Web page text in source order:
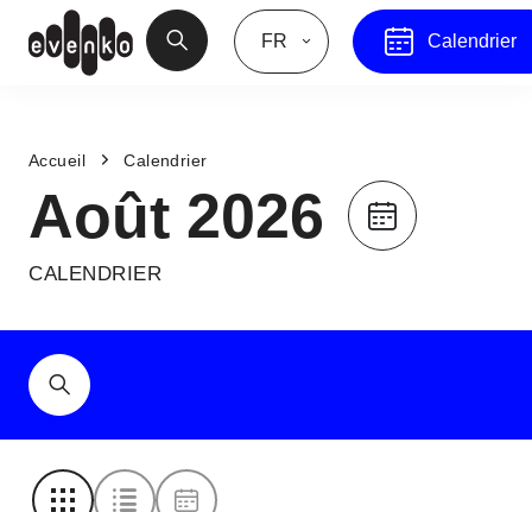
FR Calendrier
Accueil Calendrier
Août 2026
CALENDRIER